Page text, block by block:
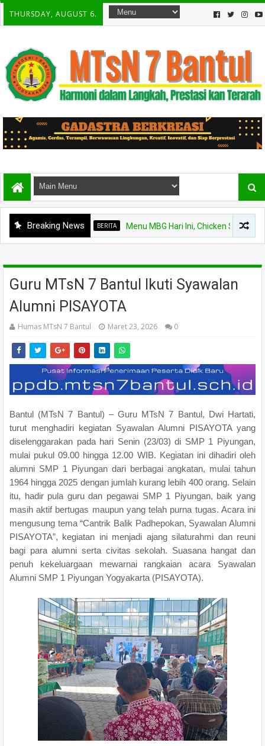
THURSDAY, AUGUST 6.
Breaking NewsBERITA Menu MBG Hari Ini, Chicken Steak dan
Guru MTsN 7 Bantul Ikuti Syawalan
Alumni PISAYOTA
Humas MTsN 7 Bantul Maret 23, 2026 0
Bantul (MTsN 7 Bantul) – Guru MTsN 7 Bantul, Dwi Hartati,
turut menghadiri kegiatan Syawalan Alumni PISAYOTA yang
diselenggarakan pada hari Senin (23/03) di SMP 1 Piyungan,
mulai pukul 09.00 hingga 12.00 WIB. Kegiatan ini dihadiri oleh
alumni SMP 1 Piyungan dari berbagai angkatan, mulai tahun
1964 hingga 2025 dengan jumlah kurang lebih 400 orang. Selain
itu, hadir pula guru dan pegawai SMP 1 Piyungan, baik yang
masih aktif bertugas maupun yang telah purna tugas. Acara ini
mengusung tema “Cantrik Balik Padhepokan, Syawalan Alumni
PISAYOTA”, kegiatan ini menjadi ajang silaturahmi dan reuni
bagi para alumni serta civitas sekolah. Suasana hangat dan
penuh kekeluargaan mewarnai rangkaian acara Syawalan
Alumni SMP 1 Piyungan Yogyakarta (PISAYOTA).